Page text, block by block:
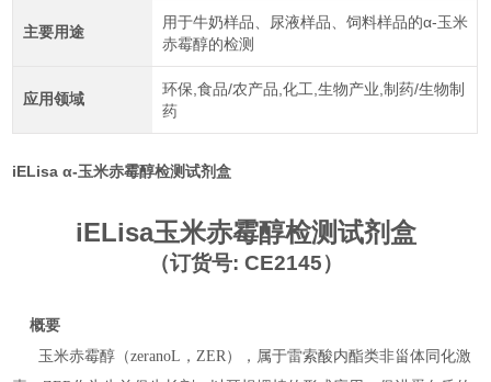
主要用途
用于牛奶样品、尿液样品、饲料样品的α-玉米
赤霉醇的检测
应用领域
环保,食品/农产品,化工,生物产业,制药/生物制
药
iELisa α-玉米赤霉醇检测试剂盒
iELisa玉米赤霉醇检测试剂盒
（订货号: CE2145）
概要
玉米赤霉醇（zeranoL ， ZER ），属于雷索酸内酯类非甾体同化激